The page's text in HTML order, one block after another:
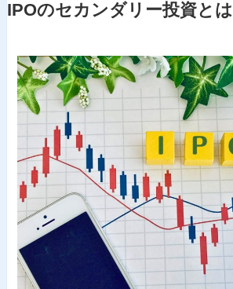
IPOのセカンダリー投資とは